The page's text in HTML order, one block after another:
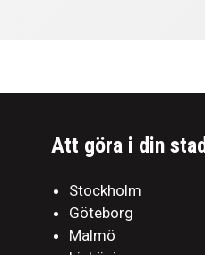
Att göra i din stad
Stockholm
Göteborg
Malmö